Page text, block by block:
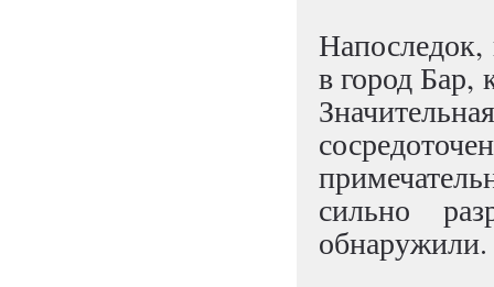
в город Бар,
сильно
обнаружили.